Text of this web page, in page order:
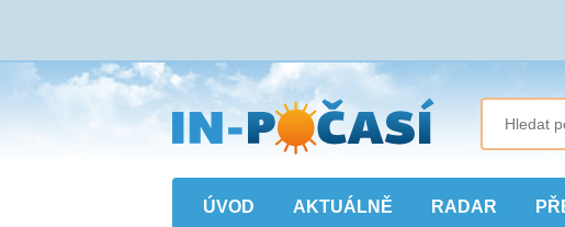
Přejít
na
hlavní
obsah
ÚVOD AKTUÁLNĚ RADAR